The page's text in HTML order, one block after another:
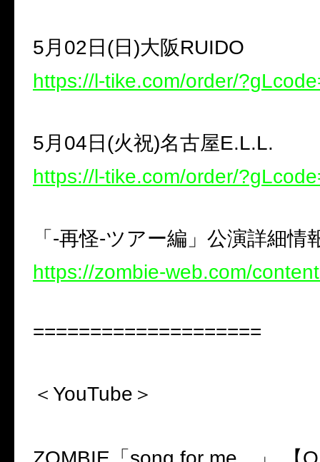
5月02日(日)大阪RUIDO
https://l-tike.com/order/
5月04日(火祝)名古屋E.L.L.
https://l-tike.com/order/
「-再怪-ツアー編」公演詳細情
https://zombie-web.com/
====================
＜YouTube＞